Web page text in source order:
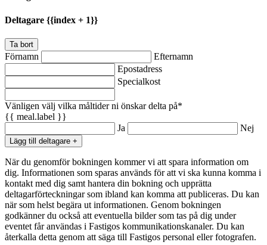
Deltagare {{index + 1}}
Ta bort
Förnamn
Efternamn
Epostadress
Specialkost
Vänligen välj vilka måltider ni önskar delta på*
{{ meal.label }}
Ja
Nej
Lägg till deltagare +
När du genomför bokningen kommer vi att spara information om
dig. Informationen som sparas används för att vi ska kunna komma i
kontakt med dig samt hantera din bokning och upprätta
deltagarförteckningar som ibland kan komma att publiceras. Du kan
när som helst begära ut informationen. Genom bokningen
godkänner du också att eventuella bilder som tas på dig under
eventet får användas i Fastigos kommunikationskanaler. Du kan
återkalla detta genom att säga till Fastigos personal eller fotografen.